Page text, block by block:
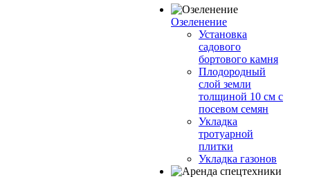
Озеленение
Установка
садового
бортового камня
Плодородный
слой земли
толщиной 10 см с
посевом семян
Укладка
тротуарной
плитки
Укладка газонов